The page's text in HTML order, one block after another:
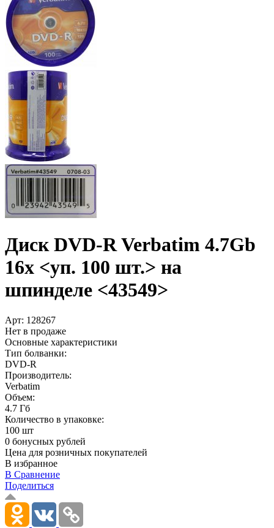
Диск DVD-R Verbatim 4.7Gb
16x <уп. 100 шт.> на
шпинделе <43549>
Арт: 128267
Нет в продаже
Основные характеристики
Тип болванки:
DVD-R
Производитель:
Verbatim
Объем:
4.7 Гб
Количество в упаковке:
100 шт
0 бонусных рублей
Цена для розничных покупателей
В избранное
В Сравнение
Поделиться